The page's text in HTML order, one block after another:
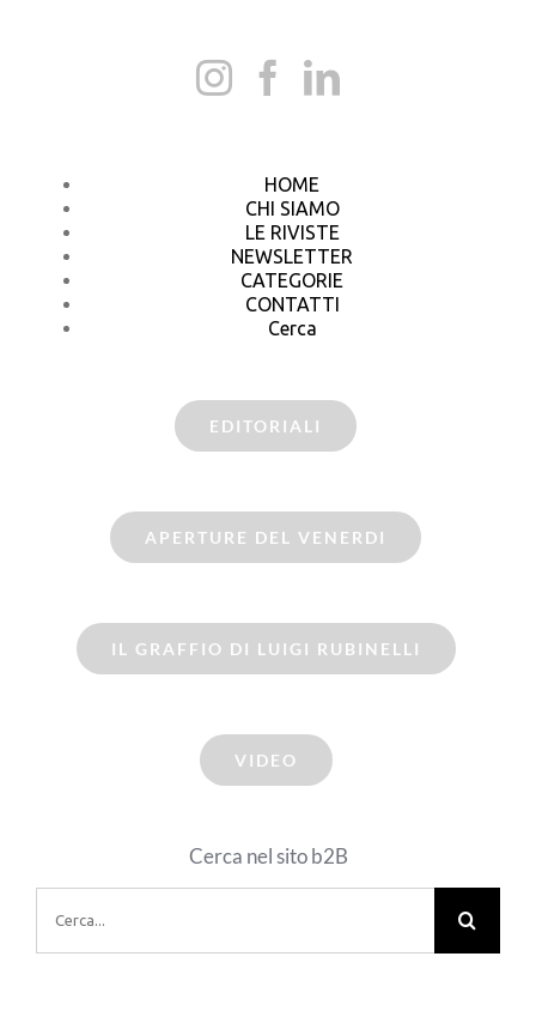
HOME
CHI SIAMO
LE RIVISTE
NEWSLETTER
CATEGORIE
CONTATTI
Cerca
EDITORIALI
APERTURE DEL VENERDI
IL GRAFFIO DI LUIGI RUBINELLI
VIDEO
Cerca nel sito b2B
per: